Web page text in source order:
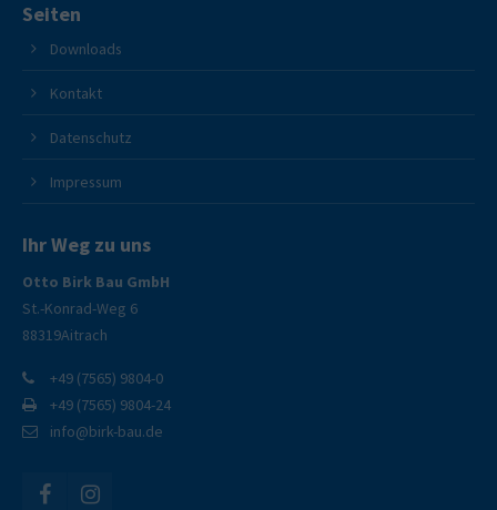
Seiten
Downloads
Kontakt
Datenschutz
Impressum
Ihr Weg zu uns
Otto Birk Bau GmbH
St.-Konrad-Weg 6
88319Aitrach
+49 (7565) 9804-0
+49 (7565) 9804-24
info@birk-bau.de